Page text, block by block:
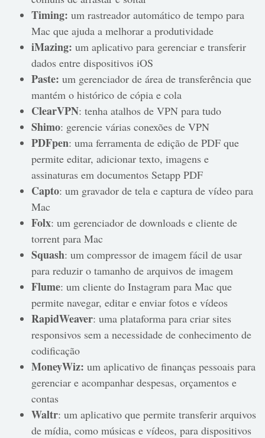
Timing: um rastreador automático de tempo para
Mac que ajuda a melhorar a produtividade
iMazing: um aplicativo para gerenciar e transferir
dados entre dispositivos iOS
Paste: um gerenciador de área de transferência que
mantém o histórico de cópia e cola
ClearVPN: tenha atalhos de VPN para tudo
Shimo: gerencie várias conexões de VPN
PDFpen: uma ferramenta de edição de PDF que
permite editar, adicionar texto, imagens e
assinaturas em documentos Setapp PDF
Capto: um gravador de tela e captura de vídeo para
Mac
Folx: um gerenciador de downloads e cliente de
torrent para Mac
Squash: um compressor de imagem fácil de usar
para reduzir o tamanho de arquivos de imagem
Flume: um cliente do Instagram para Mac que
permite navegar, editar e enviar fotos e vídeos
RapidWeaver: uma plataforma para criar sites
responsivos sem a necessidade de conhecimento de
codificação
MoneyWiz: um aplicativo de finanças pessoais para
gerenciar e acompanhar despesas, orçamentos e
contas
Waltr: um aplicativo que permite transferir arquivos
de mídia, como músicas e vídeos, para dispositivos